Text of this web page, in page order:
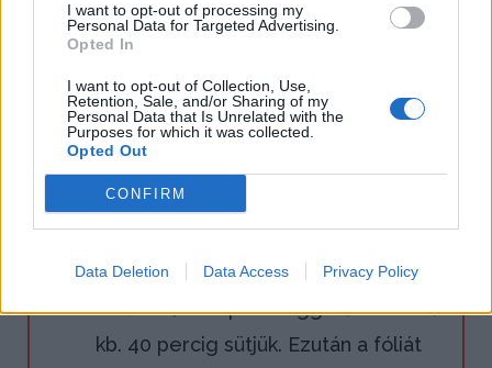
I want to opt-out of processing my
Personal Data for Targeted Advertising.
Opted In
I want to opt-out of Collection, Use,
Retention, Sale, and/or Sharing of my
Personal Data that Is Unrelated with the
Purposes for which it was collected.
Opted Out
CONFIRM
Data Deletion Data Access Privacy Policy
1.
A húst megmossuk, leszárogatjuk,
majd a mézzel meg az olajjal simára
kevert szójamártással alaposan
bedörzsöljük. Alufóliába
csomagoljuk, és egy éjszakán át
hűtőszekrényben pihentetjük, majd
becsomagolva tepsibe rakjuk, és
sütőben, közepes lánggal (180°C-on)
kb. 40 percig sütjük. Ezután a fóliát